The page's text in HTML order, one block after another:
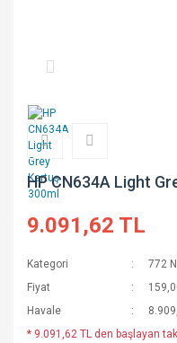
HP CN634A Light
9.091,62 TL
Kategori
772
Fiyat
Havale
* 9.091,62 TL den başlayan